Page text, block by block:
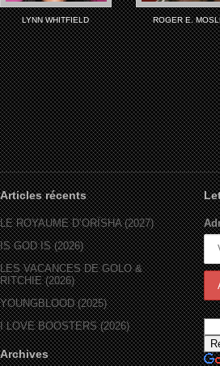
LYNN WHITFIELD ROGER E.
Articles récents
LE ROYAUME D’ORÏSHA (2027)
IS GOD IS (2026)
LES VACANCES DE GOLO &
RITCHIE (2026)
YOUNGBLOOD (2025)
I LOVE BOOSTERS (2026)
Archives